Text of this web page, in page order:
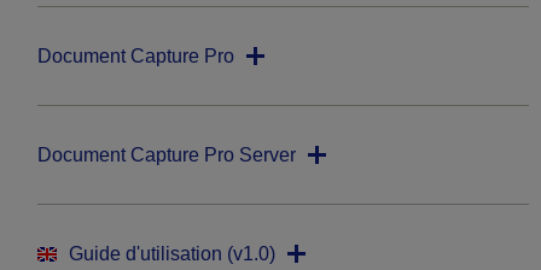
Document Capture Pro
Document Capture Pro Server
Guide d'utilisation (v1.0)